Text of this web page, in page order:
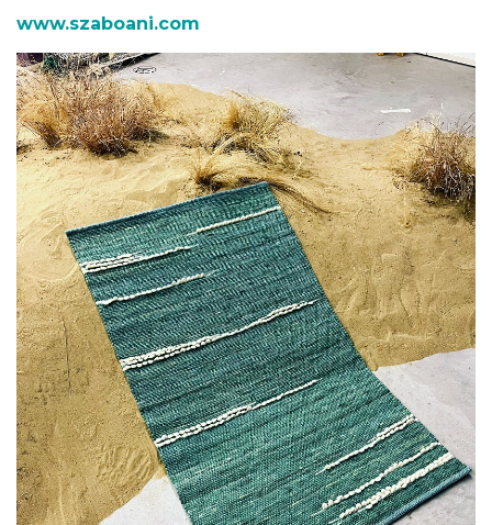
www.szaboani.com